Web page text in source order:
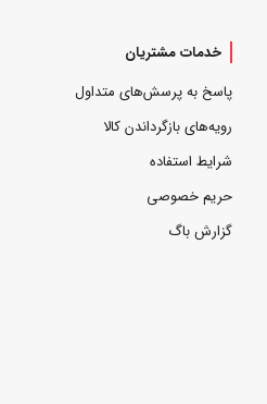
خدمات مشتریان
پاسخ به پرسش‌های متداول
رویه‌های بازگرداندن کالا
شرایط استفاده
حریم خصوصی
گزارش باگ